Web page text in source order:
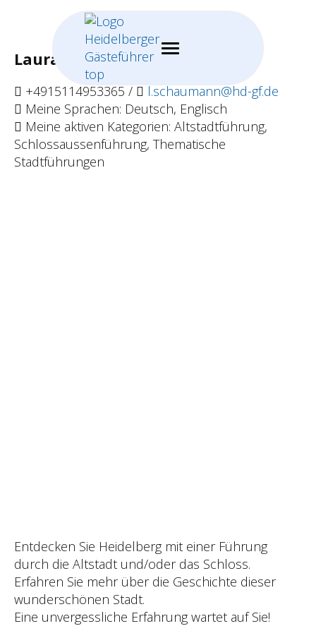
Laura Schaumann
+4915114953365 /
l.schaumann@hd-gf.de
Meine Sprachen: Deutsch, Englisch
Meine aktiven Kategorien: Altstadtführung,
Schlossaussenführung, Thematische
Stadtführungen
Entdecken Sie Heidelberg mit einer Führung
durch die Altstadt und/oder das Schloss.
Erfahren Sie mehr über die Geschichte dieser
wunderschönen Stadt.
Eine unvergessliche Erfahrung wartet auf Sie!